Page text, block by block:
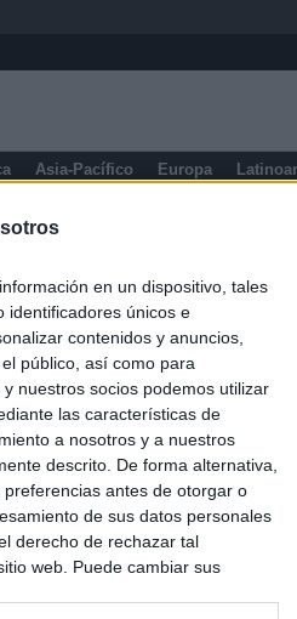
en un dispositivo, tales
identificadores únicos e
contenidos y anuncios,
público, así como para
nuestros socios podemos utilizar
las características de
a nosotros y a nuestros
descrito. De forma alternativa,
antes de otorgar o
de sus datos personales
derecho de rechazar tal
web. Puede cambiar sus
Asia-Pacífico Europa